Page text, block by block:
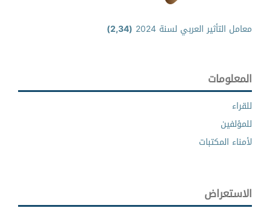
معامل التأثير العربي لسنة 2024 (2,34)
المعلومات
للقراء
للمؤلفين
لأمناء المكتبات
الاستعراض